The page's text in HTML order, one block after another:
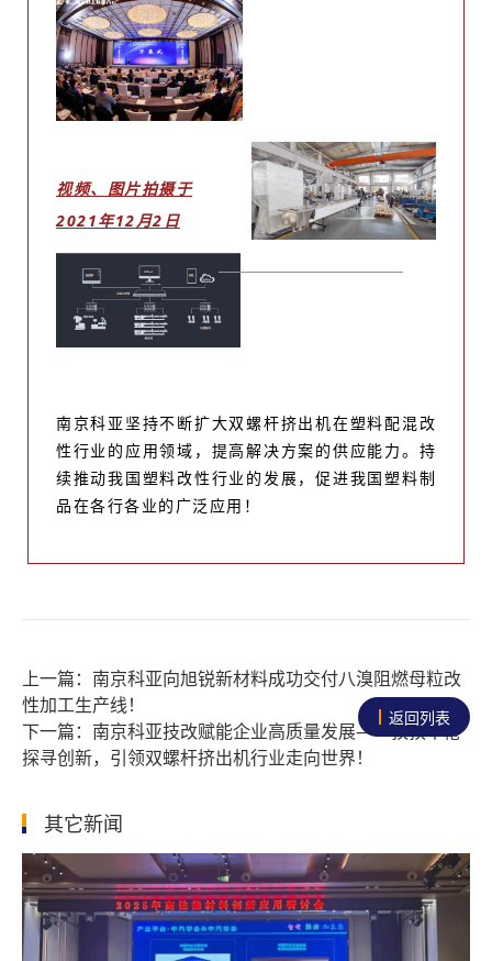
视频、图片拍摄于
2021年12月2日
南京科亚坚持不断扩大双螺杆挤出机在塑料配混改
性行业的应用领域，提高解决方案的供应能力。持
续推动我国塑料改性行业的发展，促进我国塑料制
品在各行各业的广泛应用！
南京科亚向旭锐新材料成功交付八溴阻燃母粒改
性加工生产线！
南京科亚技改赋能企业高质量发展——孜孜不倦
探寻创新，引领双螺杆挤出机行业走向世界！
返回列表
其它新闻